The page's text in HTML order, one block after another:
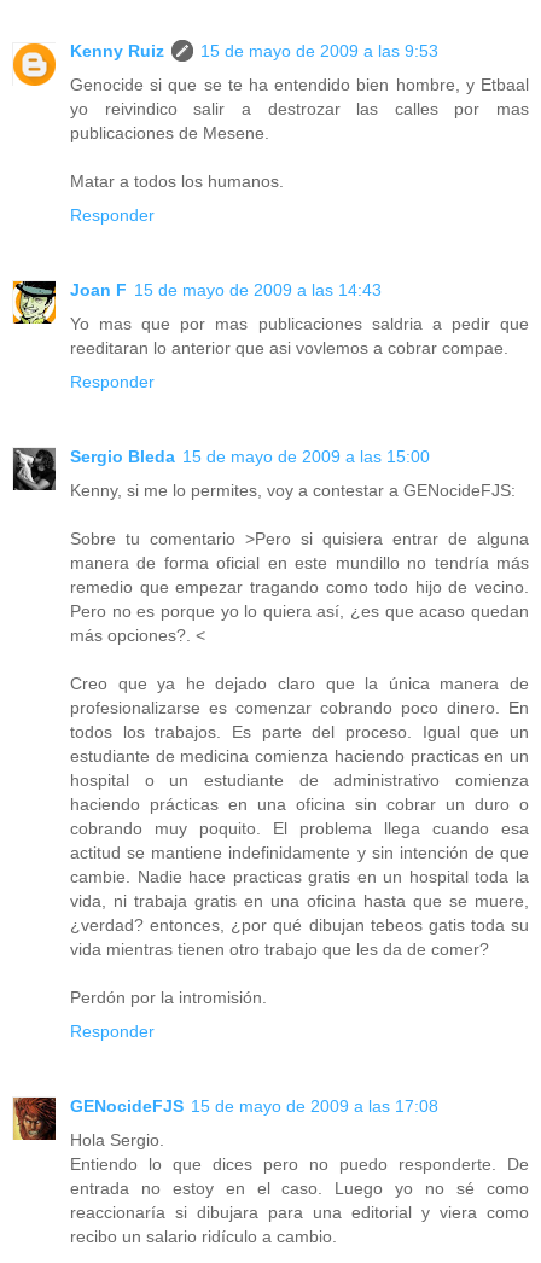
Kenny Ruiz
15 de mayo de 2009 a las 9:53
Genocide si que se te ha entendido bien hombre, y Etbaal
yo reivindico salir a destrozar las calles por mas
publicaciones de Mesene.
Matar a todos los humanos.
Responder
Joan F 15 de mayo de 2009 a las 14:43
Yo mas que por mas publicaciones saldria a pedir que
reeditaran lo anterior que asi vovlemos a cobrar compae.
Responder
Sergio Bleda 15 de mayo de 2009 a las 15:00
Kenny, si me lo permites, voy a contestar a GENocideFJS:
Sobre tu comentario >Pero si quisiera entrar de alguna
manera de forma oficial en este mundillo no tendría más
remedio que empezar tragando como todo hijo de vecino.
Pero no es porque yo lo quiera así, ¿es que acaso quedan
más opciones?. <
Creo que ya he dejado claro que la única manera de
profesionalizarse es comenzar cobrando poco dinero. En
todos los trabajos. Es parte del proceso. Igual que un
estudiante de medicina comienza haciendo practicas en un
hospital o un estudiante de administrativo comienza
haciendo prácticas en una oficina sin cobrar un duro o
cobrando muy poquito. El problema llega cuando esa
actitud se mantiene indefinidamente y sin intención de que
cambie. Nadie hace practicas gratis en un hospital toda la
vida, ni trabaja gratis en una oficina hasta que se muere,
¿verdad? entonces, ¿por qué dibujan tebeos gatis toda su
vida mientras tienen otro trabajo que les da de comer?
Perdón por la intromisión.
Responder
GENocideFJS 15 de mayo de 2009 a las 17:08
Hola Sergio.
Entiendo lo que dices pero no puedo responderte. De
entrada no estoy en el caso. Luego yo no sé como
reaccionaría si dibujara para una editorial y viera como
recibo un salario ridículo a cambio.